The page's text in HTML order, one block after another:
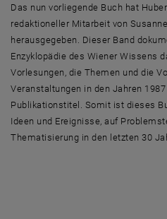
Das nun vorliegende Buch hat
redaktioneller Mitarbeit von
herausgegeben. Dieser Band
Enzyklopädie des Wiener Wissens
Vorlesungen, die Themen und die
Veranstaltungen in den Jahren
Publikationstitel. Somit ist dieses
Ideen und Ereignisse, auf
Thematisierung in den letzten 30